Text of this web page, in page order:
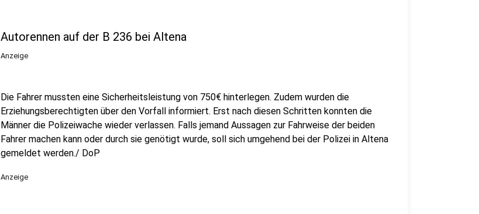
Autorennen auf der B 236 bei Altena
Anzeige
Die Fahrer mussten eine Sicherheitsleistung von 750€ hinterlegen. Zudem wurden die
Erziehungsberechtigten über den Vorfall informiert. Erst nach diesen Schritten konnten die
Männer die Polizeiwache wieder verlassen. Falls jemand Aussagen zur Fahrweise der beiden
Fahrer machen kann oder durch sie genötigt wurde, soll sich umgehend bei der Polizei in Altena
gemeldet werden./ DoP
Anzeige